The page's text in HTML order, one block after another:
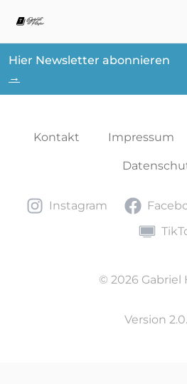
Hier Newsletter abonnieren
→
Kontakt Impressum
Instagram
Instagram Facebook
TikTok
© 2026 Gabriel
Version